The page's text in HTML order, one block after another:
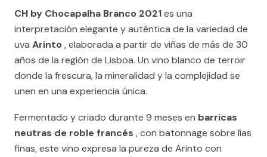
CH by Chocapalha Branco 2021es una
interpretación elegante y auténtica de la variedad de
uva Arinto, elaborada a partir de viñas de más de 30
años de la región de Lisboa. Un vino blanco de terroir
donde la frescura, la mineralidad y la complejidad se
unen en una experiencia única.
Fermentado y criado durante 9 meses en barricas
neutras de roble francés , con batonnage sobre lías
finas, este vino expresa la pureza de Arinto con